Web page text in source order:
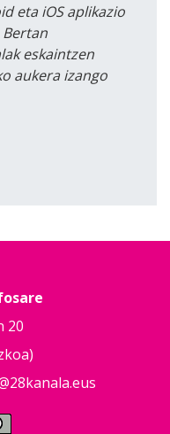
eta iOS aplikazio
eskaintzen
aukera izango
20